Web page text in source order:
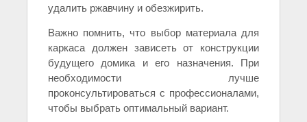
удалить ржавчину и обезжирить.
Важно помнить, что выбор материала для
каркаса должен зависеть от конструкции
будущего домика и его назначения. При
необходимости лучше
проконсультироваться с профессионалами,
чтобы выбрать оптимальный вариант.